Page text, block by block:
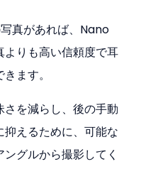
真があれば、Nano
りも高い信頼度で耳
ます。
を減らし、後の手動
えるために、可能な
グルから撮影してく